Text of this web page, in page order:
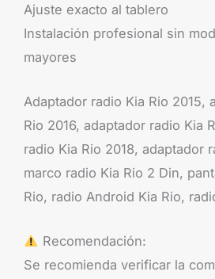
Ajuste exacto al tablero
Instalación profesional sin
mayores
Adaptador radio Kia Rio 2015,
Rio 2016, adaptador radio Kia
radio Kia Rio 2018, adaptador
marco radio Kia Rio 2 Din,
Rio, radio Android Kia Rio,
Recomendación:
Se recomienda verificar la